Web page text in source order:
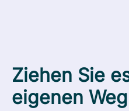
Ziehen Sie
eigenen